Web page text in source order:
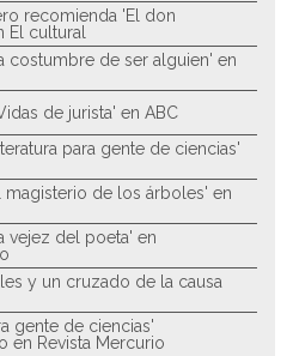
recomienda 'El don
El cultural
costumbre de ser alguien' en
de jurista' en ABC
para gente de ciencias'
magisterio de los árboles' en
vejez del poeta' en
y un cruzado de la causa
gente de ciencias'
en Revista Mercurio